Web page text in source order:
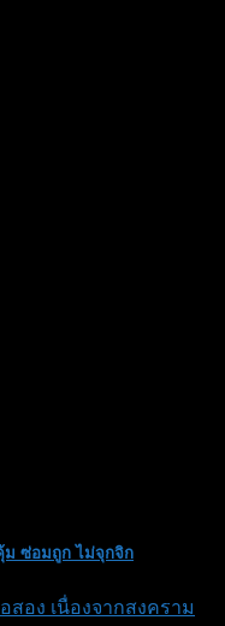
ม ซ่อมถูก ไม่จุกจิก
สอง เนื่องจากสงคราม